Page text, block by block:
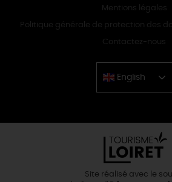
Mentions légales
Politique générale de protection des
Contactez-nous
English
Chinese
Site réalisé avec le